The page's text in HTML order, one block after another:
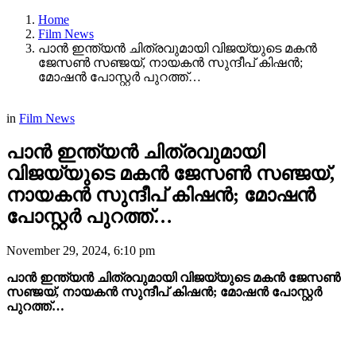
Home
Film News
പാൻ ഇന്ത്യൻ ചിത്രവുമായി വിജയ്‌യുടെ മകൻ
ജേസൺ സഞ്ജയ്, നായകൻ സുന്ദീപ് കിഷൻ;
മോഷൻ പോസ്റ്റർ പുറത്ത്…
in Film News
പാൻ ഇന്ത്യൻ ചിത്രവുമായി
വിജയ്‌യുടെ മകൻ ജേസൺ സഞ്ജയ്,
നായകൻ സുന്ദീപ് കിഷൻ; മോഷൻ
പോസ്റ്റർ പുറത്ത്…
November 29, 2024, 6:10 pm
പാൻ ഇന്ത്യൻ ചിത്രവുമായി വിജയ്‌യുടെ മകൻ ജേസൺ
സഞ്ജയ്, നായകൻ സുന്ദീപ് കിഷൻ; മോഷൻ പോസ്റ്റർ
പുറത്ത്…